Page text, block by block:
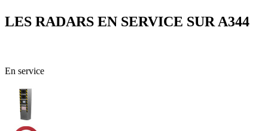
LES RADARS EN SERVICE SUR A344
En service